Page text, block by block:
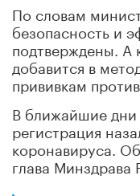
По словам
безопасность и
подтверждены. А
добавится в
прививкам
В ближайшие дни
регистрация
коронавируса.
глава